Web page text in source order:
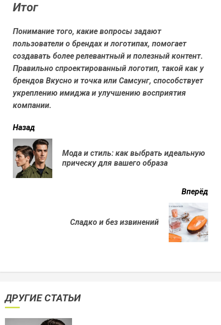
Итог
Понимание того, какие вопросы задают
пользователи о брендах и логотипах, помогает
создавать более релевантный и полезный контент.
Правильно спроектированный логотип, такой как у
брендов Вкусно и точка или Самсунг, способствует
укреплению имиджа и улучшению восприятия
компании.
читать
еще
Назад
Мода и стиль: как выбрать идеальную
прическу для вашего образа
Вперёд
Сладко и без извинений
ДРУГИЕ СТАТЬИ